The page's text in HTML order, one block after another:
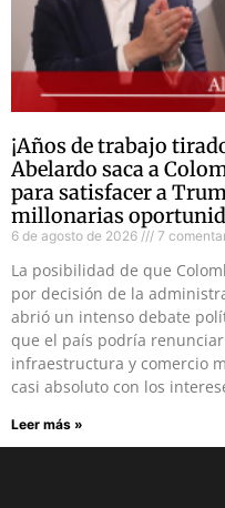
¡Años de trabajo
Abelardo saca a
para satisfacer a
millonarias
6 de agosto de 2026 7
La posibilidad de que
por decisión de la
abrió un intenso debate
que el país podría
infraestructura y comercio
casi absoluto con los
Leer más »